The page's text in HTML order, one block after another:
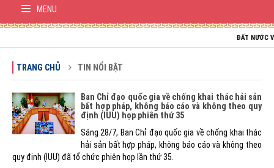
MENU
ĐẤT NƯỚC VIỆT
TRANG CHỦ TIN NỔI BẬT
Ban Chỉ đạo quốc gia về chống khai thác hải sản
bất hợp pháp, không báo cáo và không theo quy
định (IUU) họp phiên thứ 35
Sáng 28/7, Ban Chỉ đạo quốc gia về chống khai thác
hải sản bất hợp pháp, không báo cáo và không theo
quy định (IUU) đã tổ chức phiên họp lần thứ 35.